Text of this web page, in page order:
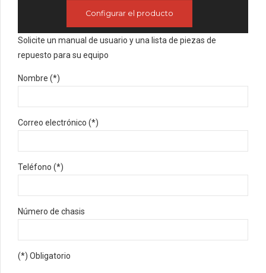
Configurar el producto
Solicite un manual de usuario y una lista de piezas de
repuesto para su equipo
Nombre (*)
Correo electrónico (*)
Teléfono (*)
Número de chasis
(*) Obligatorio